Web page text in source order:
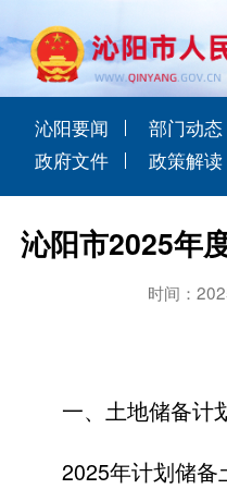
沁阳要闻 部门动态
政府文件
政策解读
沁阳市2025年
时间：
一、土地储备计
2025年计划储备